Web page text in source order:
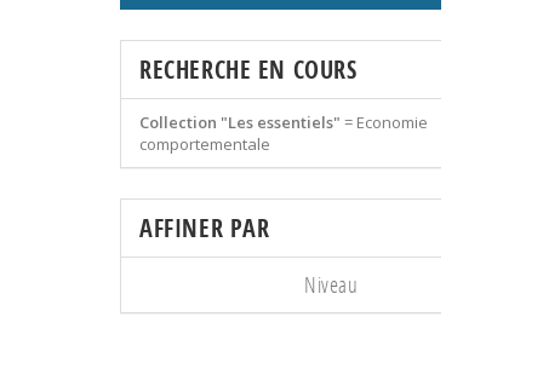
RECHERCHE EN COURS
Collection "Les essentiels" = Economie
comportementale
AFFINER PAR
Niveau